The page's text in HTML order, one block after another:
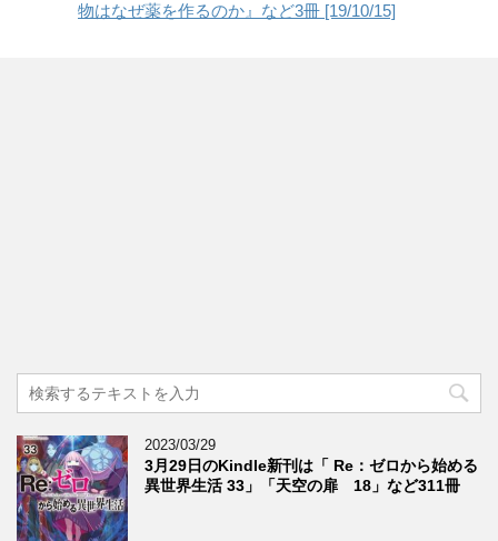
物はなぜ薬を作るのか』など3冊 [19/10/15]
2023/03/29
3月29日のKindle新刊は「 Re：ゼロから始める
異世界生活 33」「天空の扉 18」など311冊